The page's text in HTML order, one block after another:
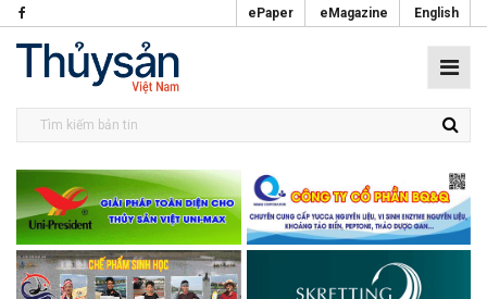
ePaper eMagazine English